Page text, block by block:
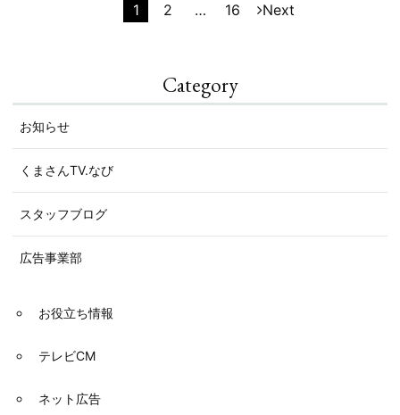
ペー
ジ
り
1 2 … 16 Next
Category
お知らせ
くまさんTV.なび
スタッフブログ
広告事業部
お役立ち情報
テレビCM
ネット広告